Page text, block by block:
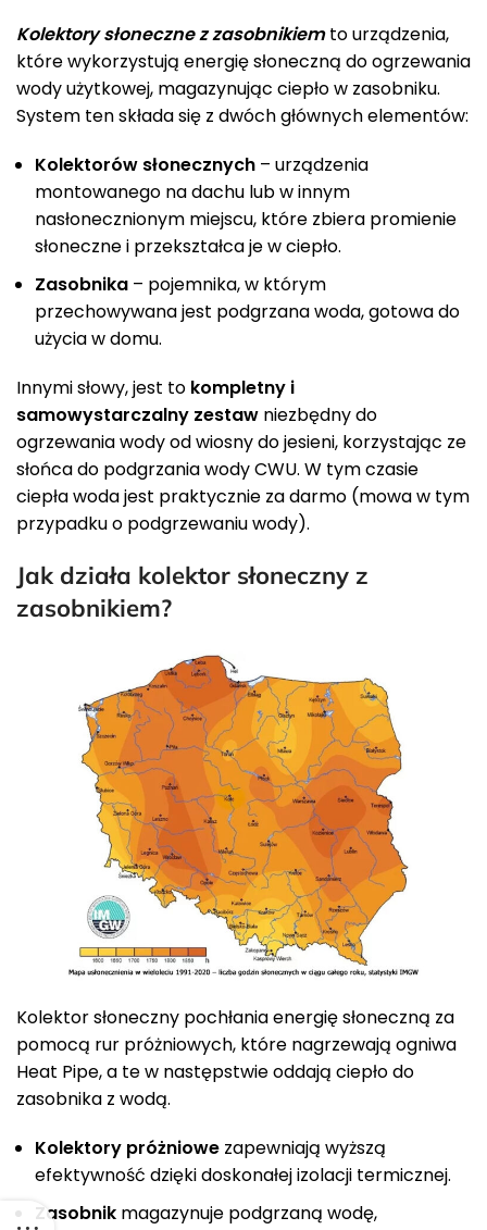
Kolektory słoneczne z zasobnikiemto urządzenia,
które wykorzystują energię słoneczną do ogrzewania
wody użytkowej, magazynując ciepło w zasobniku.
System ten składa się z dwóch głównych elementów:
Kolektorów słonecznych – urządzenia
montowanego na dachu lub w innym
nasłonecznionym miejscu, które zbiera promienie
słoneczne i przekształca je w ciepło.
Zasobnika – pojemnika, w którym
przechowywana jest podgrzana woda, gotowa do
użycia w domu.
Innymi słowy, jest to kompletny i
samowystarczalny zestaw niezbędny do
ogrzewania wody od wiosny do jesieni, korzystając ze
słońca do podgrzania wody CWU. W tym czasie
ciepła woda jest praktycznie za darmo (mowa w tym
przypadku o podgrzewaniu wody).
Jak działa kolektor słoneczny z
zasobnikiem?
Kolektor słoneczny pochłania energię słoneczną za
pomocą rur próżniowych, które nagrzewają ogniwa
Heat Pipe, a te w następstwie oddają ciepło do
zasobnika z wodą.
Kolektory próżniowe zapewniają wyższą
efektywność dzięki doskonałej izolacji termicznej.
Zasobnik magazynuje podgrzaną wodę,